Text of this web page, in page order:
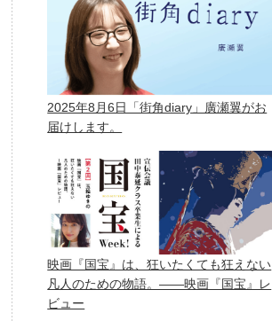
2025年8月6日「街角diary」廣瀬翼がお
届けします。
映画『国宝』は、狂いたくても狂えない
凡人のための物語。——映画『国宝』レ
ビュー